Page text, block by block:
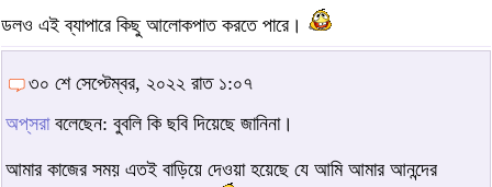
ডলও এই ব্যাপারে কিছু আলোকপাত করতে পারে।
৩০ শে সেপ্টেম্বর, ২০২২ রাত ১:০৭
অপ্‌সরাবলেছেন: বুবলি কি ছবি দিয়েছে জানিনা।
আমার কাজের সময় এতই বাড়িয়ে দেওয়া হয়েছে যে আমি আমার আনন্দের